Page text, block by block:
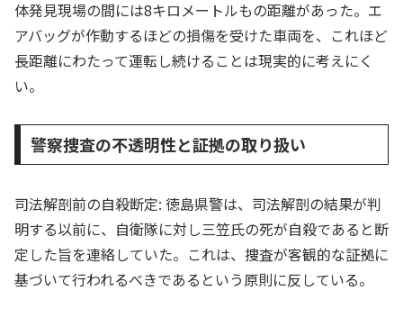
体発見現場の間には8キロメートルもの距離があった。エ
アバッグが作動するほどの損傷を受けた車両を、これほど
長距離にわたって運転し続けることは現実的に考えにく
い。
警察捜査の不透明性と証拠の取り扱い
司法解剖前の自殺断定: 徳島県警は、司法解剖の結果が判
明する以前に、自衛隊に対し三笠氏の死が自殺であると断
定した旨を連絡していた。これは、捜査が客観的な証拠に
基づいて行われるべきであるという原則に反している。